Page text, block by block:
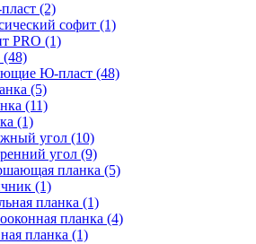
(2)
софит (1)
PRO (1)
Ю-пласт (48)
(5)
(11)
(1)
угол (10)
угол (9)
планка (5)
(1)
планка (1)
планка (4)
планка (1)